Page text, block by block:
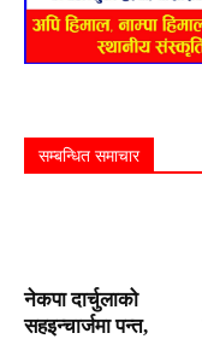
सम्बन्धित समाचार
नेकपा दार्चुलाको
सहइन्चार्जमा पन्त,